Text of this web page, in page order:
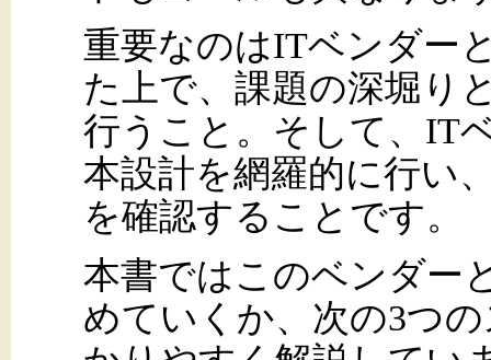
重要なのはITベンダー
た上で、課題の深堀り
行うこと。そして、IT
本設計を網羅的に行い
を確認することです。
本書ではこのベンダー
めていくか、次の3つ